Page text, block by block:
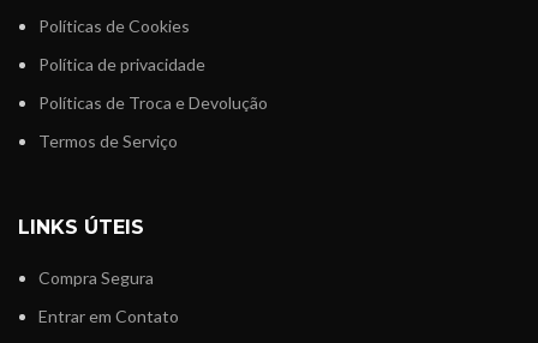
Políticas de Cookies
Política de privacidade
Políticas de Troca e Devolução
Termos de Serviço
LINKS ÚTEIS
Compra Segura
Entrar em Contato